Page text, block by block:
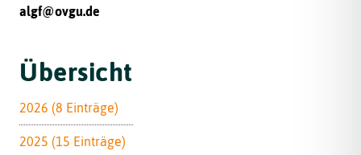
algf@ovgu.de
Übersicht
2026 (8 Einträge)
2025 (15 Einträge)